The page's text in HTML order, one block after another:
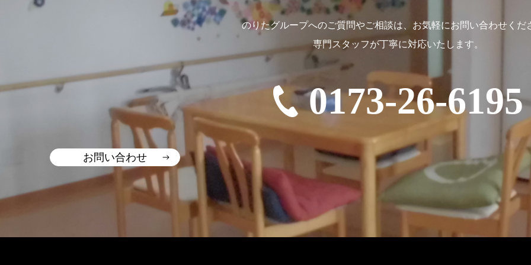
のりたグループへのご質問やご相談は、 お気軽にお問い合わせくだ
専門スタッフが丁寧に対応いたします。
0173-26-6195
お問い合わせ